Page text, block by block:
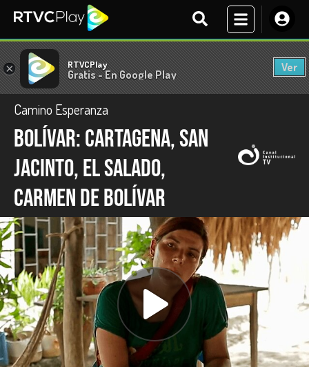
× RTVCPlay
Gratis - En Google Play
Ver
Camino Esperanza
Bolívar: Cartagena, San
Jacinto, El Salado,
Carmen de Bolívar